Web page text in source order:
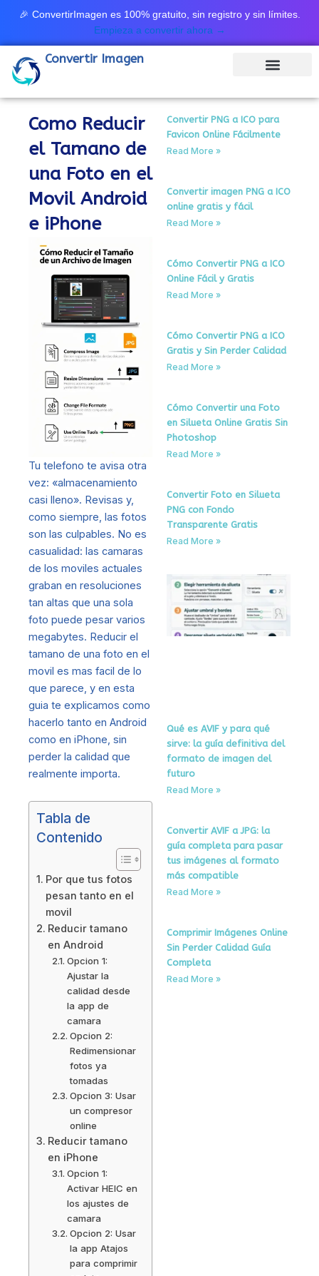
contenido
🎉 ConvertirImagen es 100% gratuito, sin registro y sin límites.
Empieza a convertir ahora →
Convertir Imagen
Convertir PNG a ICO para
Favicon Online Fácilmente
Read More »
Convertir imagen PNG a ICO
online gratis y fácil
Read More »
Cómo Convertir PNG a ICO
Online Fácil y Gratis
Read More »
Cómo Convertir PNG a ICO
Gratis y Sin Perder Calidad
Read More »
Cómo Convertir una Foto
en Silueta Online Gratis Sin
Photoshop
Read More »
Convertir Foto en Silueta
PNG con Fondo
Transparente Gratis
Read More »
Qué es AVIF y para qué
sirve: la guía definitiva del
formato de imagen del
futuro
Read More »
Convertir AVIF a JPG: la
guía completa para pasar
tus imágenes al formato
más compatible
Read More »
Comprimir Imágenes Online
Sin Perder Calidad Guía
Completa
Read More »
Como Reducir
el Tamano de
una Foto en el
Movil Android
e iPhone
Tu telefono te avisa otra
vez: «almacenamiento
casi lleno». Revisas y,
como siempre, las fotos
son las culpables. No es
casualidad: las camaras
de los moviles actuales
graban en resoluciones
tan altas que una sola
foto puede pesar varios
megabytes. Reducir el
tamano de una foto en el
movil es mas facil de lo
que parece, y en esta
guia te explicamos como
hacerlo tanto en Android
como en iPhone, sin
perder la calidad que
realmente importa.
Tabla de
Contenido
Por que tus fotos
pesan tanto en el
movil
Reducir tamano
en Android
Opcion 1:
Ajustar la
calidad desde
la app de
camara
Opcion 2:
Redimensionar
fotos ya
tomadas
Opcion 3: Usar
un compresor
online
Reducir tamano
en iPhone
Opcion 1:
Activar HEIC en
los ajustes de
camara
Opcion 2: Usar
la app Atajos
para comprimir